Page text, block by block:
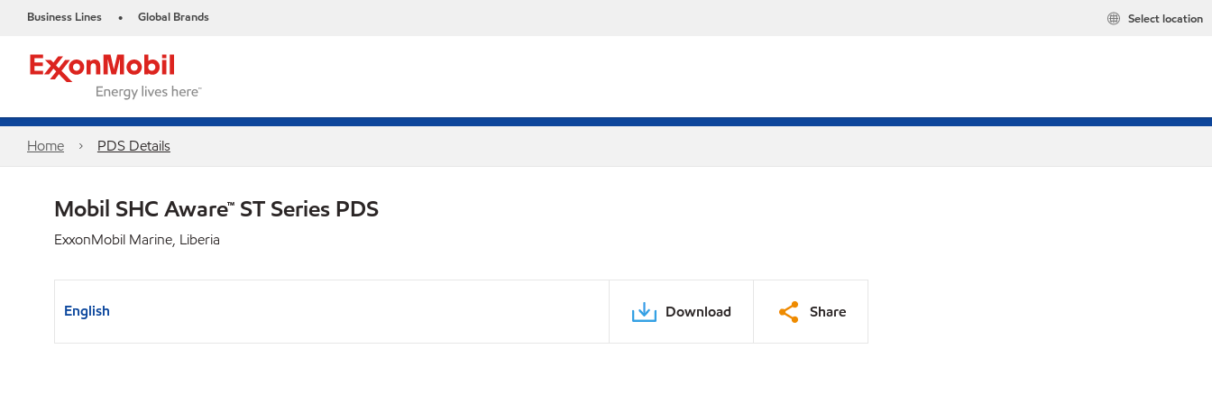
Business Lines • Global Brands Select location
Home PDS Details
Mobil SHC Aware™ ST Series PDS
ExxonMobil Marine, Liberia
English Download Share